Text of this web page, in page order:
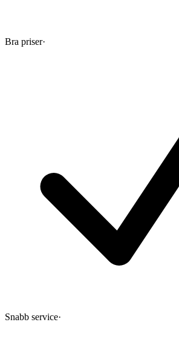
Bra priser·
Snabb service·